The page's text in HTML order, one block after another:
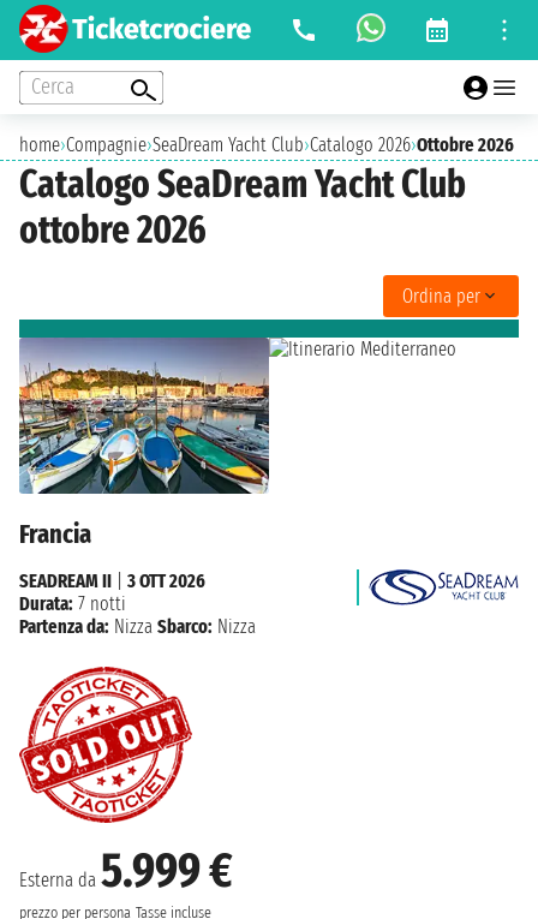
Cerca
home›Compagnie›SeaDream Yacht Club›Catalogo 2026›Ottobre 2026
Catalogo SeaDream Yacht Club
ottobre 2026
Ordina per
Francia
Esterna da 5.999 €
prezzo per persona Tasse incluse
SEADREAM II
3 OTT 2026
Durata: 7 notti
Partenza da: Nizza Sbarco: Nizza